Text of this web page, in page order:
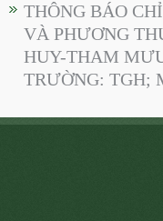
THÔNG BÁO
VÀ PHƯƠNG
HUY-THAM
TRƯỜNG: TGH;